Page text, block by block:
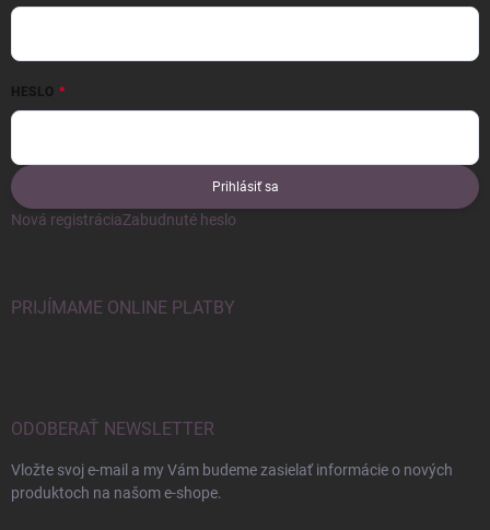
HESLO
Prihlásiť sa
Nová registráciaZabudnuté heslo
PRIJÍMAME ONLINE PLATBY
ODOBERAŤ NEWSLETTER
Vložte svoj e-mail a my Vám budeme zasielať informácie o nových
produktoch na našom e-shope.